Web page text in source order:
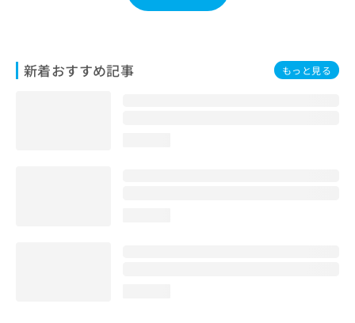
新着おすすめ記事 もっと見る